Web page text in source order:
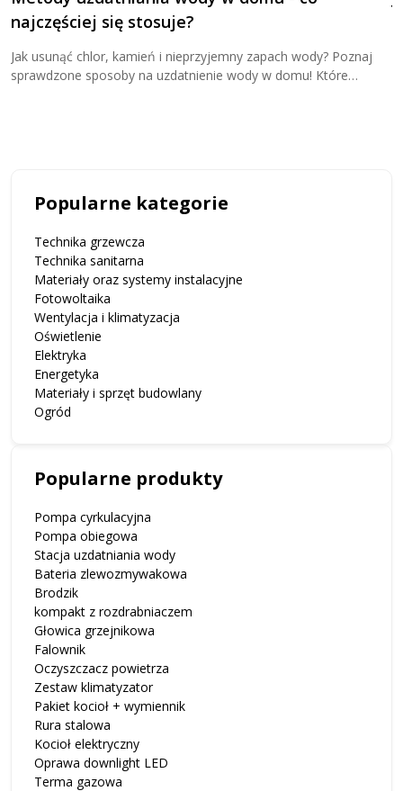
najczęściej się stosuje?
Jak usunąć chlor, kamień i nieprzyjemny zapach wody? Poznaj
sprawdzone sposoby na uzdatnienie wody w domu! Które
Popularne kategorie
Technika grzewcza
Technika sanitarna
Materiały oraz systemy instalacyjne
Fotowoltaika
Wentylacja i klimatyzacja
Oświetlenie
Elektryka
Energetyka
Materiały i sprzęt budowlany
Ogród
Popularne produkty
Pompa cyrkulacyjna
Pompa obiegowa
Stacja uzdatniania wody
Bateria zlewozmywakowa
Brodzik
kompakt z rozdrabniaczem
Głowica grzejnikowa
Falownik
Oczyszczacz powietrza
Zestaw klimatyzator
Pakiet kocioł + wymiennik
Rura stalowa
Kocioł elektryczny
Oprawa downlight LED
Terma gazowa